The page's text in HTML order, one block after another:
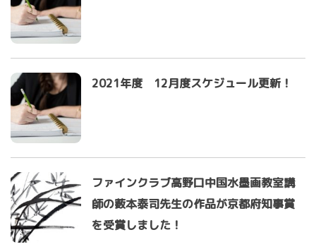
2021年度 12月度スケジュール更新！
ファインクラブ高野口中国水墨画教室講
師の薮本泰司先生の作品が京都府知事賞
を受賞しました！